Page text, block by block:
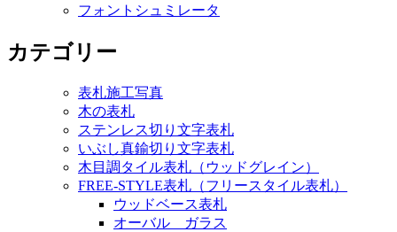
フォントシュミレータ
カテゴリー
表札施工写真
木の表札
ステンレス切り文字表札
いぶし真鍮切り文字表札
木目調タイル表札（ウッドグレイン）
FREE-STYLE表札（フリースタイル表札）
ウッドベース表札
オーバル ガラス